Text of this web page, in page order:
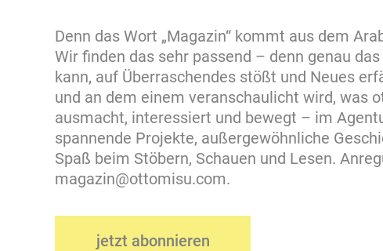
Denn das Wort „Magazin“ kommt aus dem
Wir finden das sehr passend – denn genau
kann, auf Überraschendes stößt und Neues
und an dem einem veranschaulicht wird, was
ausmacht, interessiert und bewegt – im
spannende Projekte, außergewöhnliche
Spaß beim Stöbern, Schauen und Lesen.
magazin@ottomisu.com.
jetzt abonnieren